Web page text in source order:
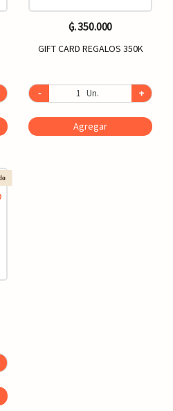
₲. 350.000
GIFT CARD REGALOS 350K
- Un. +
Agregar